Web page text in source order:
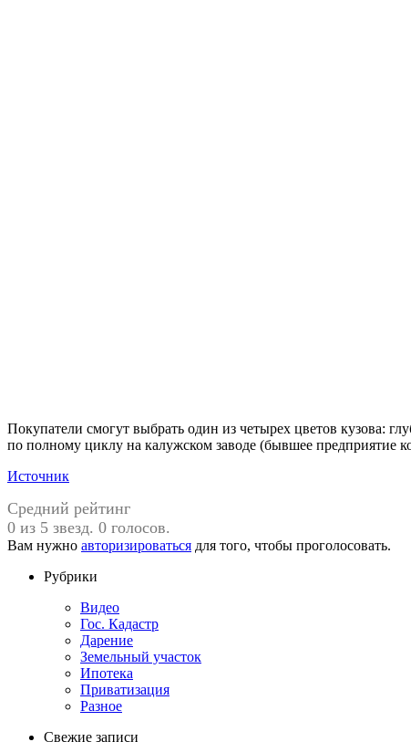
Покупатели смогут выбрать один из четырех цветов кузова:
по полному циклу на калужском заводе (бывшее предприятие
Источник
Средний рейтинг
0 из 5 звезд. 0 голосов.
Вам нужно авторизироваться для того, чтобы проголосовать.
Рубрики
Видео
Гос. Кадастр
Дарение
Земельный участок
Ипотека
Приватизация
Разное
Свежие записи